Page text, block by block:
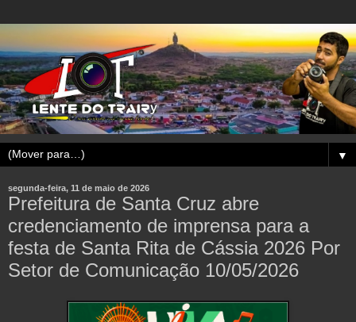
▼
segunda-feira, 11 de maio de 2026
Prefeitura de Santa Cruz abre
credenciamento de imprensa para a
festa de Santa Rita de Cássia 2026 Por
Setor de Comunicação 10/05/2026